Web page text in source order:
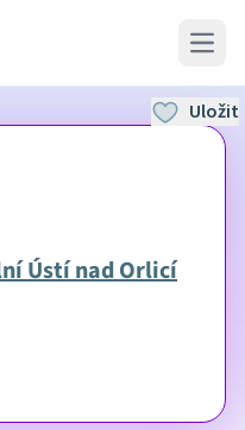
Open
Ústí nad Orlicí
Uložit